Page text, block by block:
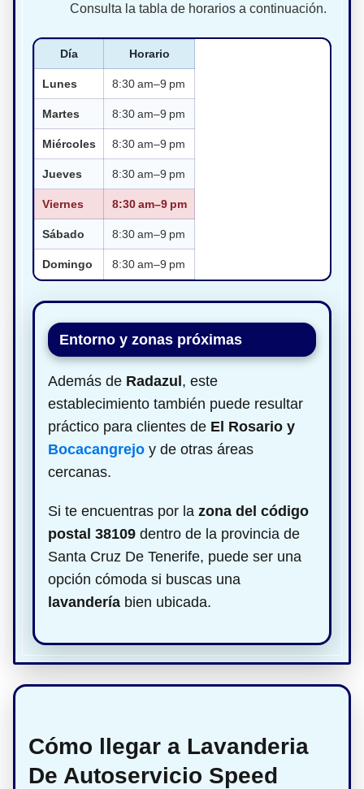
Consulta la tabla de horarios a continuación.
Día Horario
Lunes 8:30 am–9 pm
Martes 8:30 am–9 pm
Miércoles 8:30 am–9 pm
Jueves 8:30 am–9 pm
Viernes 8:30 am–9 pm
Sábado 8:30 am–9 pm
Domingo 8:30 am–9 pm
Entorno y zonas próximas
Además de Radazul, este
establecimiento también puede resultar
práctico para clientes de El Rosario y
Bocacangrejo y de otras áreas
cercanas.
Si te encuentras por la zona del código
postal 38109 dentro de la provincia de
Santa Cruz De Tenerife, puede ser una
opción cómoda si buscas una
lavandería bien ubicada.
Cómo llegar a Lavanderia
De Autoservicio Speed